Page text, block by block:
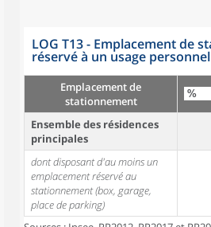
LOG T13 - Emplacement de
réservé à un usage personnel
Emplacement de
stationnement
Ensemble des résidences
principales
dont disposant d'au moins un
emplacement réservé au
stationnement (box, garage,
place de parking)